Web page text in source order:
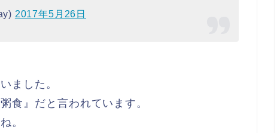
2017年5月26日
ました。
食』だと言われています。
。